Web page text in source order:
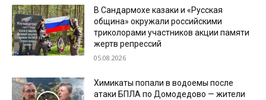
В Сандармохе казаки и «Русская
община» окружали российскими
триколорами участников акции памяти
жертв репрессий
05.08.2026
Химикаты попали в водоемы после
атаки БПЛА по Домодедово — жители